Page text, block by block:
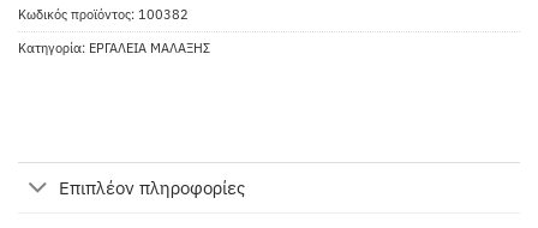
Κωδικός προϊόντος: 100382
Κατηγορία: ΕΡΓΑΛΕΙΑ ΜΑΛΑΞΗΣ
Επιπλέον πληροφορίες